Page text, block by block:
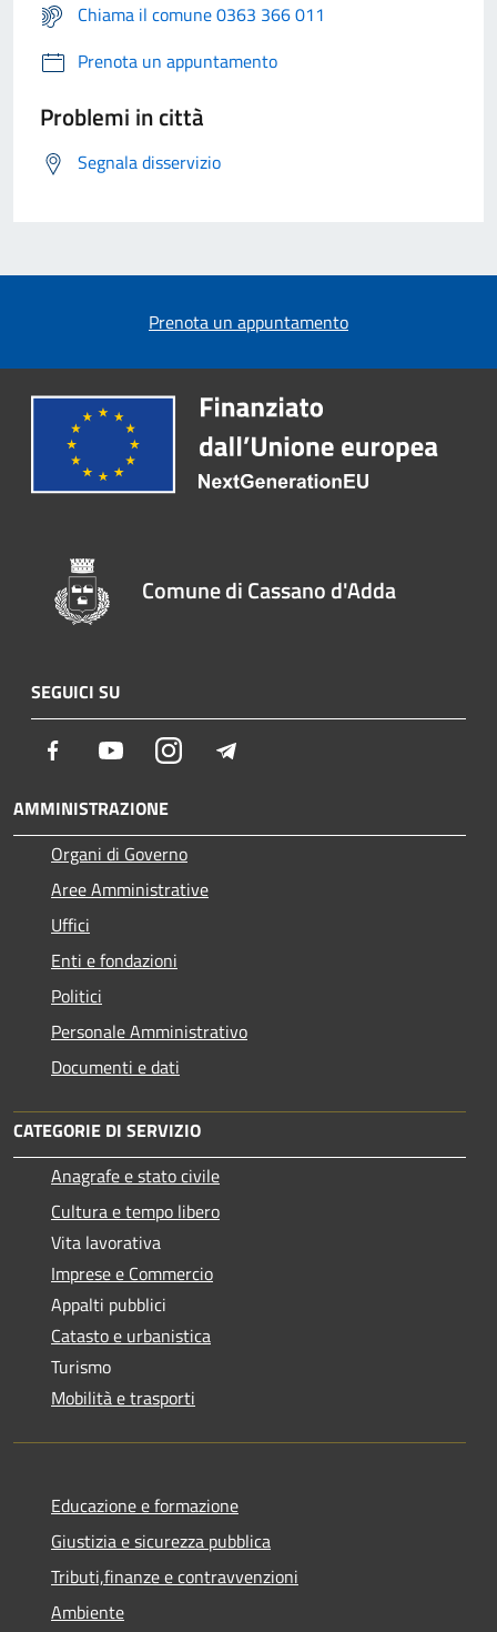
Chiama il comune 0363 366 011
Prenota un appuntamento
Problemi in città
Segnala disservizio
Prenota un appuntamento
Comune di Cassano d'Adda
SEGUICI SU
Facebook YoutubeInstagram
AMMINISTRAZIONE
Organi di Governo
Aree Amministrative
Uffici
Enti e fondazioni
Politici
Personale Amministrativo
Documenti e dati
CATEGORIE DI SERVIZIO
Anagrafe e stato civile
Cultura e tempo libero
Vita lavorativa
Imprese e Commercio
Appalti pubblici
Catasto e urbanistica
Turismo
Mobilità e trasporti
Educazione e formazione
Giustizia e sicurezza pubblica
Tributi,finanze e contravvenzioni
Ambiente